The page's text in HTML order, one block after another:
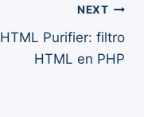
NEXT
HTML Purifier: filtro
HTML en PHP